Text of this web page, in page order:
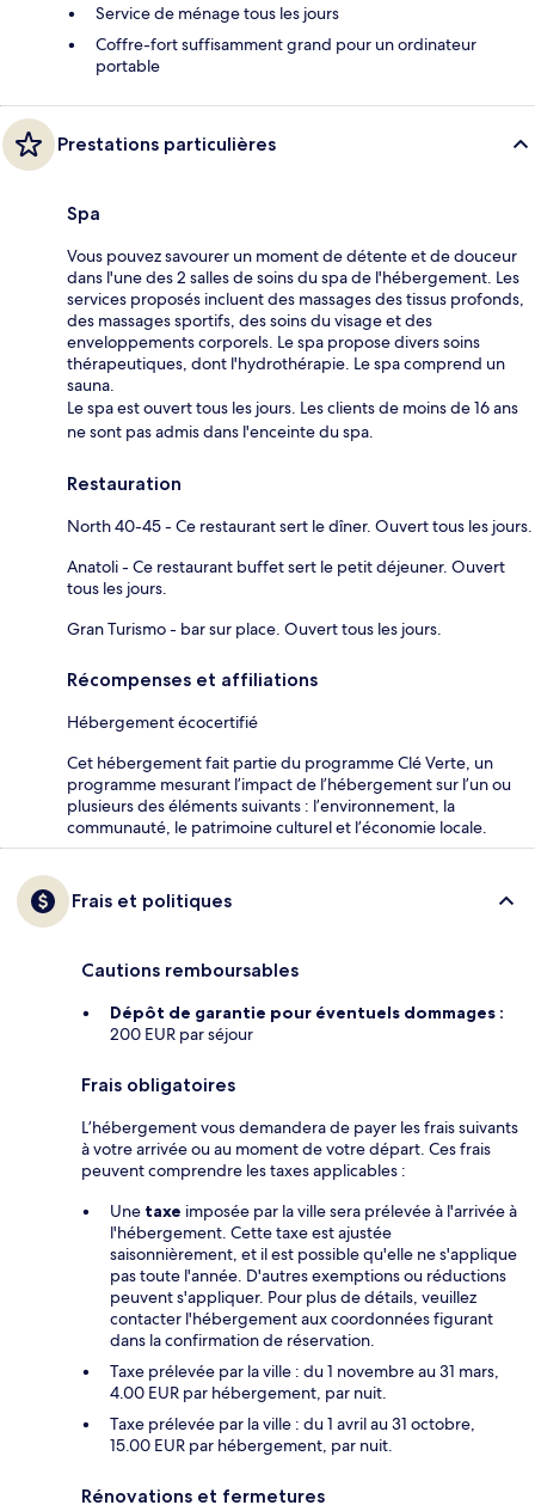
Service de ménage tous les jours
Coffre-fort suffisamment grand pour un ordinateur
portable
Prestations particulières
Spa
Vous pouvez savourer un moment de détente et de douceur
dans l'une des 2 salles de soins du spa de l'hébergement. Les
services proposés incluent des massages des tissus profonds,
des massages sportifs, des soins du visage et des
enveloppements corporels. Le spa propose divers soins
thérapeutiques, dont l'hydrothérapie. Le spa comprend un
sauna.
Le spa est ouvert tous les jours. Les clients de moins de 16 ans
ne sont pas admis dans l'enceinte du spa.
Restauration
North 40-45 - Ce restaurant sert le dîner. Ouvert tous les jours.
Anatoli - Ce restaurant buffet sert le petit déjeuner. Ouvert
tous les jours.
Gran Turismo - bar sur place. Ouvert tous les jours.
Récompenses et affiliations
Hébergement écocertifié
Cet hébergement fait partie du programme Clé Verte, un
programme mesurant l’impact de l’hébergement sur l’un ou
plusieurs des éléments suivants : l’environnement, la
communauté, le patrimoine culturel et l’économie locale.
Frais et politiques
Cautions remboursables
Dépôt de garantie pour éventuels dommages :
200 EUR par séjour
Frais obligatoires
L’hébergement vous demandera de payer les frais suivants
à votre arrivée ou au moment de votre départ. Ces frais
peuvent comprendre les taxes applicables :
Une taxe imposée par la ville sera prélevée à l'arrivée à
l'hébergement. Cette taxe est ajustée
saisonnièrement, et il est possible qu'elle ne s'applique
pas toute l'année. D'autres exemptions ou réductions
peuvent s'appliquer. Pour plus de détails, veuillez
contacter l'hébergement aux coordonnées figurant
dans la confirmation de réservation.
Taxe prélevée par la ville : du 1 novembre au 31 mars,
4.00 EUR par hébergement, par nuit.
Taxe prélevée par la ville : du 1 avril au 31 octobre,
15.00 EUR par hébergement, par nuit.
Rénovations et fermetures